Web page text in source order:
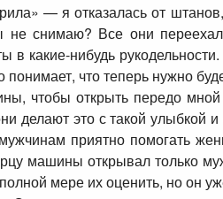
— я отказалась от
не снимаю? Все они
в какие-нибудь
что теперь нужно
чтобы открыть передо
делают это с такой
приятно помогать
машины открывал только
мере их оценить, но он